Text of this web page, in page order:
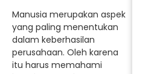
Manusia merupakan aspek
yang paling menentukan
dalam keberhasilan
perusahaan. Oleh karena
itu harus memahami